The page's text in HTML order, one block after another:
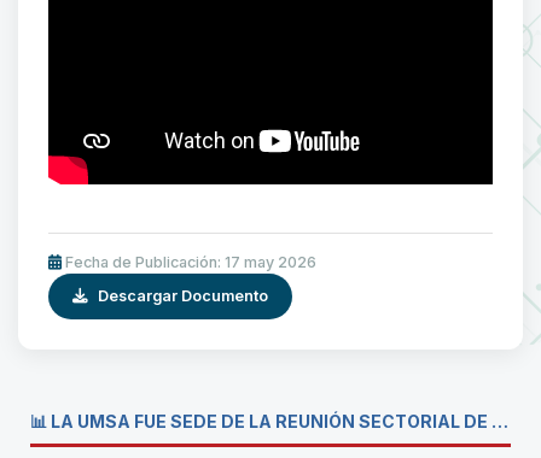
Fecha de Publicación: 17 may 2026
Descargar Documento
📊 LA UMSA FUE SEDE DE LA REUNIÓN SECTORIAL DE CARRERAS DE ECONOMÍA DEL SISTEMA DE LA UNIVERSIDAD BOLIVIANA💼